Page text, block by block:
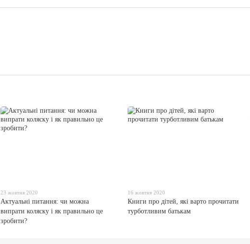
23 жовтня 2020
Актуальні питання: чи можна
випрати коляску і як правильно це
зробити?
16 жовтня 2020
Книги про дітей, які варто прочитати
турботливим батькам